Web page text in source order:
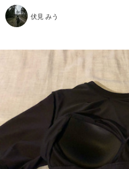
伏見 みう